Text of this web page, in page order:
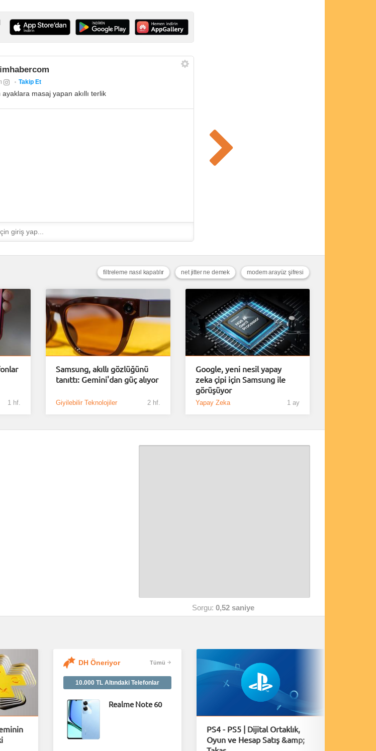
Takip Et
ayaklara masaj yapan akıllı terlik
modem arayüz şifresi
net jitter ne demek
filtreleme nasıl kapatılır
1 hf.
Samsung, akıllı gözlüğünü
tanıttı: Gemini'dan güç alıyor
Giyilebilir Teknolojiler 2 hf.
Google, yeni nesil yapay
zeka çipi için Samsung ile
görüşüyor
Yapay Zeka 1 ay
Sorgu: 0,52 saniye
DH Öneriyor Tümü
10.000 TL Altındaki Telefonlar
Realme Note 60
PS4 - PS5 | Dijital Ortaklık,
Oyun ve Hesap Satış &amp;